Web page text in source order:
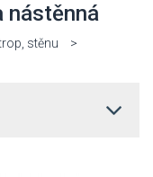
nástěnná
stěnu
>